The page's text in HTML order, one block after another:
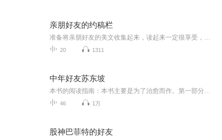
亲朋好友的约稿栏
20 1311
中年好友苏东坡
46 1万
股神巴菲特的好友